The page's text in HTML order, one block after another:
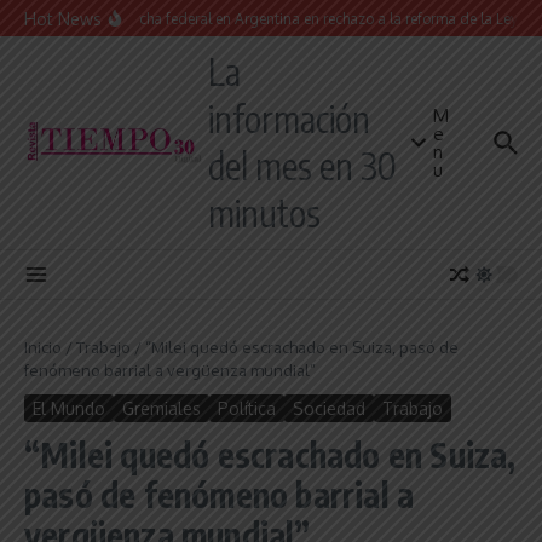
Saltar al contenido
Hot News
Masiva marcha federal en Argentina en rechazo a la reforma de la Ley de
La
información
del mes en 30
minutos
M
e
n
u
Inicio / Trabajo / “Milei quedó escrachado en Suiza, pasó de
fenómeno barrial a vergüenza mundial”
El Mundo Gremiales Política Sociedad Trabajo
“Milei quedó escrachado en Suiza,
pasó de fenómeno barrial a